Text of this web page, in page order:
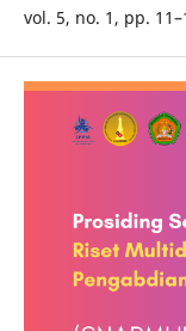
vol. 5, no. 1, pp.